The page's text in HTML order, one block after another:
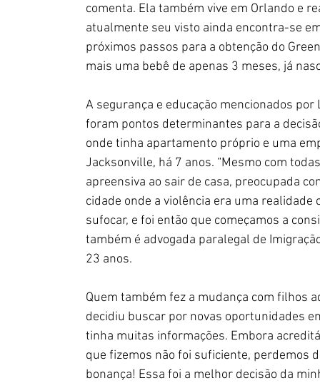
comenta. Ela também vive em Orlando e
atualmente seu visto ainda encontra-se
próximos passos para a obtenção do
mais uma bebê de apenas 3 meses, já
A segurança e educação mencionados
foram pontos determinantes para a
onde tinha apartamento próprio e uma
Jacksonville, há 7 anos. “Mesmo com
apreensiva ao sair de casa, preocupada
cidade onde a violência era uma
sufocar, e foi então que começamos a
também é advogada paralegal de
23 anos.
Quem também fez a mudança com filhos
decidiu buscar por novas oportunidades
tinha muitas informações. Embora
que fizemos não foi suficiente, perdemos
bonança! Essa foi a melhor decisão da